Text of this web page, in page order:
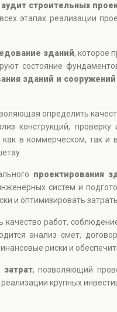
строительных
этапах реализации
зданий, которое
состояние
зданий и сооружений
определить
конструкций,
как в коммерческом, так и
проектирования
систем и
и оптимизировать
качество работ,
анализ смет,
риски и
, позволяющий
крупных